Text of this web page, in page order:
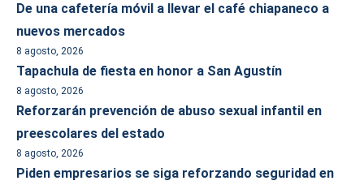
De una cafetería móvil a llevar el café chiapaneco a
nuevos mercados
8 agosto, 2026
Tapachula de fiesta en honor a San Agustín
8 agosto, 2026
Reforzarán prevención de abuso sexual infantil en
preescolares del estado
8 agosto, 2026
Piden empresarios se siga reforzando seguridad en